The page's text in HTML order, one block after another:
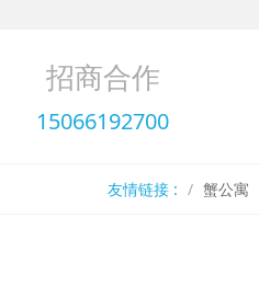
招商合作
15066192700
友情链接 : 蟹公寓